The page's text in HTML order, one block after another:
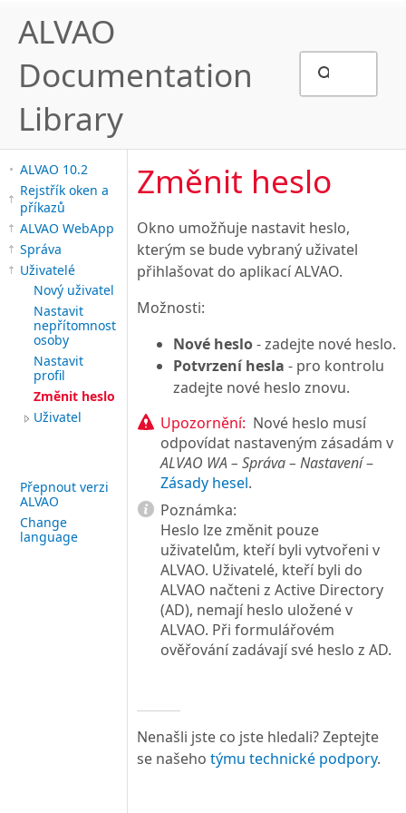
ALVAO
Documentation
Library
ALVAO 10.2
Rejstřík oken a
příkazů
ALVAO WebApp
Správa
Uživatelé
Nový uživatel
Nastavit
nepřítomnost
osoby
Nastavit
profil
Změnit heslo
Uživatel
Přepnout verzi
ALVAO
Change
language
Změnit heslo
Okno umožňuje nastavit heslo,
kterým se bude vybraný uživatel
přihlašovat do aplikací ALVAO.
Možnosti:
Nové heslo- zadejte nové heslo.
Potvrzení hesla - pro kontrolu
zadejte nové heslo znovu.
Upozornění: Nové heslo musí
odpovídat nastaveným zásadám v
ALVAO WA – Správa – Nastavení–
Zásady hesel.
Poznámka:
Heslo lze změnit pouze
uživatelům, kteří byli vytvořeni v
ALVAO. Uživatelé, kteří byli do
ALVAO načteni z Active Directory
(AD), nemají heslo uložené v
ALVAO. Při formulářovém
ověřování zadávají své heslo z AD.
Nenašli jste co jste hledali? Zeptejte
se našeho týmu technické podpory.